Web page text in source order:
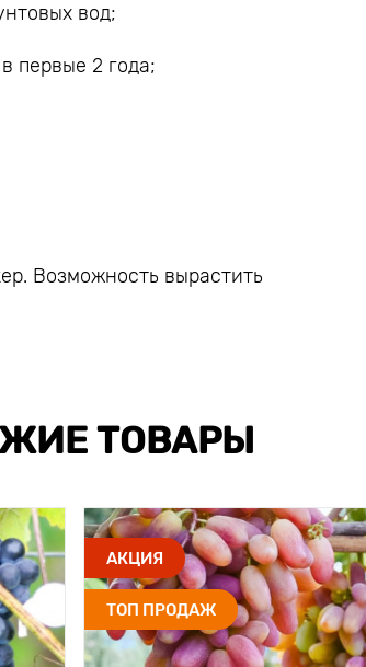
вод;
первые 2 года;
Возможность вырастить
ТОВАРЫ
АКЦИЯ
ТОП ПРОДАЖ